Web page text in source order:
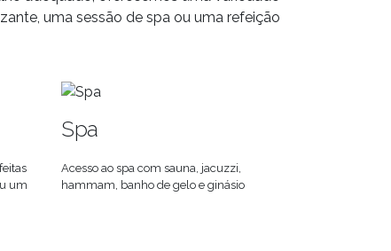
uma sessão de spa ou uma refeição
um
Spa
Acesso ao spa com sauna, jacuzzi,
hammam, banho de gelo e ginásio